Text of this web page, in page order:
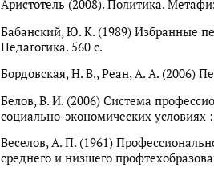
Аристотель (2008). Политика.
Бабанский, Ю. К. (1989) Избранные
Педагогика. 560 с.
Бордовская, Н. В., Реан, А. А. (2006)
Белов, В. И. (2006) Система
социально-экономических
Веселов, А. П. (1961)
среднего и низшего